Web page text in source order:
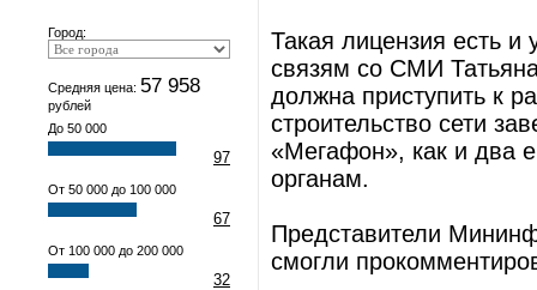
Город:
Средняя цена: 57 958
рублей
До 50 000
97
От 50 000 до 100 000
67
От 100 000 до 200 000
32
Такая лицензия есть
связям со СМИ
должна приступить к
строительство сети
«Мегафон», как и два
органам.
Представители
смогли